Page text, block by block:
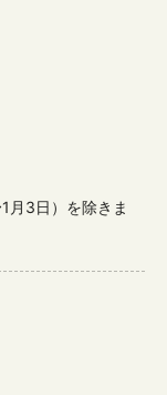
月3日）を除きま